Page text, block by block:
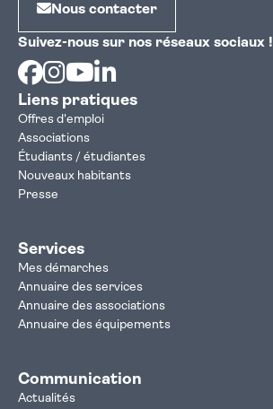
Nous contacter
Suivez-nous sur nos réseaux sociaux !
Facebook
Instagram
Youtube
Liens pratiques
Offres d'emploi
Associations
Étudiants / étudiantes
Nouveaux habitants
Presse
Services
Mes démarches
Annuaire des services
Annuaire des associations
Annuaire des équipements
Communication
Actualités